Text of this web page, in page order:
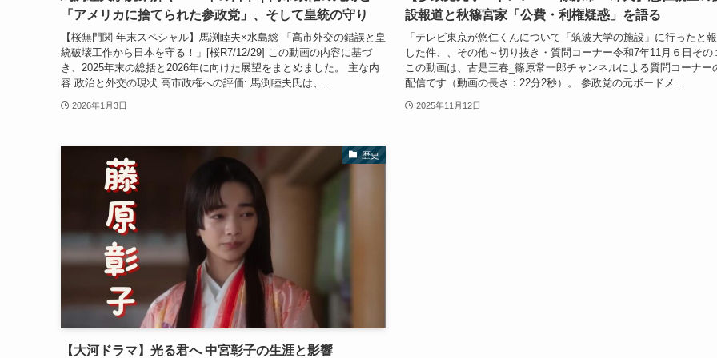
「アメリカに捨てられた参政党」、そして皇統の守り
【桜無門関 年末スペシャル】馬渕睦夫×水島総 「高市外交の錯誤と皇
統破壊工作から日本を守る！」[桜R7/12/29] この動画の内容に基づ
き、2025年末の総括と2026年に向けた展望をまとめました。 主な内
容 政治と外交の現状 高市政権への評価: 馬渕睦夫氏は、...
2026年1月3日
設報道と秋篠宮家「公費・利権疑惑」を語る
「テレビ東京が悠仁くんについて「筑波大学の施設」に行ったと
した件、、その他～切り抜き・質問コーナー令和7年11月６日その
この動画は、古是三春_篠原常一郎チャンネルによる質問コーナー
配信です（動画の長さ：22分2秒）。 参政党の元ボードメ...
2025年11月12日
歴史
【大河ドラマ】光る君へ 中宮彰子の生涯と影響